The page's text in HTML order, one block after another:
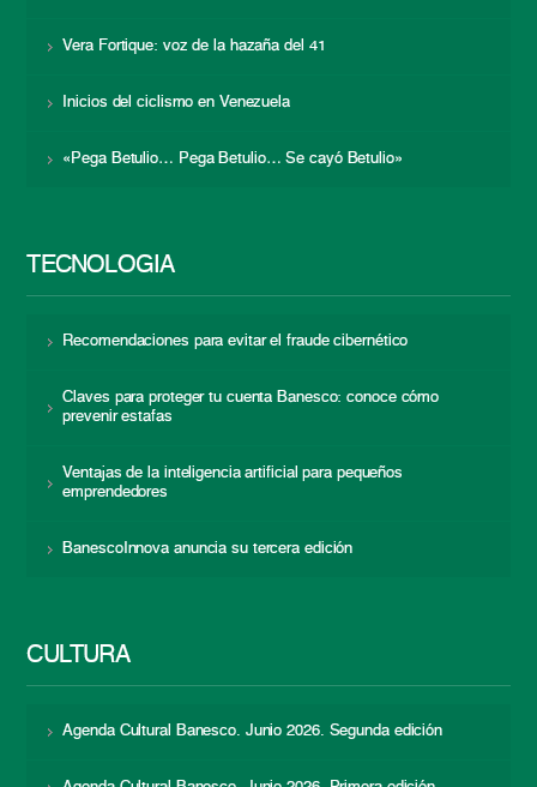
Vera Fortique: voz de la hazaña del 41
Inicios del ciclismo en Venezuela
«Pega Betulio… Pega Betulio… Se cayó Betulio»
TECNOLOGÍA
Recomendaciones para evitar el fraude cibernético
Claves para proteger tu cuenta Banesco: conoce cómo
prevenir estafas
Ventajas de la inteligencia artificial para pequeños
emprendedores
BanescoInnova anuncia su tercera edición
CULTURA
Agenda Cultural Banesco. Junio 2026. Segunda edición